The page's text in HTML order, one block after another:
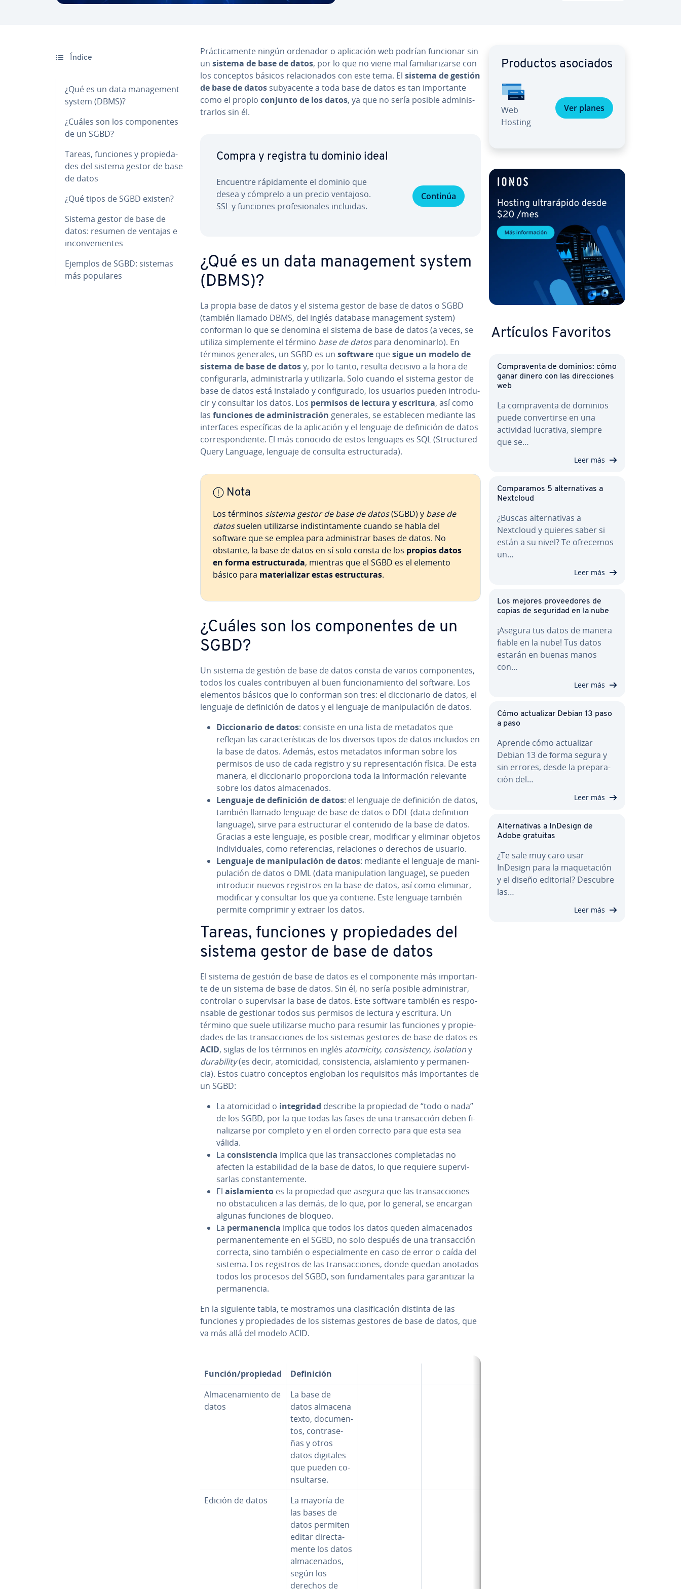
Índice
¿Qué es un data ma­na­ge­me­nt
system (DBMS)?
¿Cuáles son los co­m­po­ne­n­tes
de un SGBD?
Tareas, funciones y pro­pie­da­
des del sistema gestor de base
de datos
¿Qué tipos de SGBD existen?
Sistema gestor de base de
datos: resumen de ventajas e
in­co­n­ve­nie­n­tes
Ejemplos de SGBD: sistemas
más populares
Prá­c­ti­ca­me­n­te ningún ordenador o apli­ca­ción web podrían funcionar sin
un sistema de base de datos, por lo que no viene mal fa­mi­lia­ri­zar­se con
los conceptos básicos re­la­cio­na­dos con este tema. El sistema de gestión
de base de datos su­b­ya­ce­n­te a toda base de datos es tan im­po­r­ta­n­te
como el propio conjunto de los datos, ya que no sería posible ad­mi­ni­s­
trar­los sin él.
Compra y registra tu dominio ideal
Encuentre rá­pi­da­me­n­te el dominio que
desea y cómprelo a un precio ventajoso.
SSL y funciones pro­fe­sio­na­les incluidas.
Continúa
¿Qué es un data ma­na­ge­me­nt system
(DBMS)?
La propia base de datos y el sistema gestor de base de datos o SGBD
(también llamado DBMS, del inglés database ma­na­ge­me­nt system)
conforman lo que se denomina el sistema de base de datos (a veces, se
utiliza si­m­ple­me­n­te el término base de datospara de­no­mi­nar­lo). En
términos generales, un SGBD es un software quesigue un modelo de
sistema de base de datosy, por lo tanto, resulta decisivo a la hora de
co­n­fi­gu­rar­la, ad­mi­ni­s­trar­la y uti­li­zar­la. Solo cuando el sistema gestor de
base de datos está instalado y co­n­fi­gu­ra­do, los usuarios pueden in­tro­du­
cir y consultar los datos. Los permisos de lectura y escritura, así como
las funciones de ad­mi­ni­s­tra­ción generales, se es­ta­ble­cen mediante las
in­te­r­fa­ces es­pe­cí­fi­cas de la apli­ca­ción y el lenguaje de de­fi­ni­ción de datos
co­rre­s­po­n­die­n­te. El más conocido de estos lenguajes es SQL (Stru­c­tu­red
Query Language, lenguaje de consulta es­tru­c­tu­ra­da).
Nota
Los términos sistema gestor de base de datos(SGBD) y base de
datossuelen uti­li­zar­se in­di­s­ti­n­ta­me­n­te cuando se habla del
software que se emplea para ad­mi­ni­s­trar bases de datos. No
obstante, la base de datos en sí solo consta de los propios datos
en forma es­tru­c­tu­ra­da, mientras que el SGBD es el elemento
básico para ma­te­ria­li­zar estas es­tru­c­tu­ras.
¿Cuáles son los co­m­po­ne­n­tes de un
SGBD?
Un sistema de gestión de base de datos consta de varios co­m­po­ne­n­tes,
todos los cuales co­n­tri­bu­yen al buen fu­n­cio­na­mie­n­to del software. Los
elementos básicos que lo conforman son tres: el di­c­cio­na­rio de datos, el
lenguaje de de­fi­ni­ción de datos y el lenguaje de ma­ni­pu­la­ción de datos.
Di­c­cio­na­rio de datos: consiste en una lista de metadatos que
reflejan las ca­ra­c­te­rí­s­ti­cas de los diversos tipos de datos incluidos en
la base de datos. Además, estos metadatos informan sobre los
permisos de uso de cada registro y su re­pre­se­n­ta­ción física. De esta
manera, el di­c­cio­na­rio pro­po­r­cio­na toda la in­fo­r­ma­ción relevante
sobre los datos al­ma­ce­na­dos.
Lenguaje de de­fi­ni­ción de datos: el lenguaje de de­fi­ni­ción de datos,
también llamado lenguaje de base de datos o DDL (data de­fi­ni­tion
language), sirve para es­tru­c­tu­rar el contenido de la base de datos.
Gracias a este lenguaje, es posible crear, modificar y eliminar objetos
in­di­vi­dua­les, como re­fe­re­n­cias, re­la­cio­nes o derechos de usuario.
Lenguaje de ma­ni­pu­la­ción de datos: mediante el lenguaje de ma­ni­
pu­la­ción de datos o DML (data ma­ni­pu­la­tion language), se pueden
in­tro­du­cir nuevos registros en la base de datos, así como eliminar,
modificar y consultar los que ya contiene. Este lenguaje también
permite comprimir y extraer los datos.
Tareas, funciones y pro­pie­da­des del
sistema gestor de base de datos
El sistema de gestión de base de datos es el co­m­po­ne­n­te más im­po­r­ta­n­
te de un sistema de base de datos. Sin él, no sería posible ad­mi­ni­s­trar,
controlar o su­pe­r­vi­sar la base de datos. Este software también es re­s­po­
n­sa­ble de gestionar todos sus permisos de lectura y escritura. Un
término que suele uti­li­zar­se mucho para resumir las funciones y pro­pie­
da­des de las tra­n­sac­cio­nes de los sistemas gestores de base de datos es
ACID, siglas de los términos en inglés atomicity, co­n­si­s­te­n­cy, isolationy
du­ra­bi­li­ty(es decir, ato­mi­ci­dad, co­n­si­s­te­n­cia, ai­s­la­mie­n­to y pe­r­ma­ne­n­
cia). Estos cuatro conceptos engloban los re­qui­si­tos más im­po­r­ta­n­tes de
un SGBD:
La ato­mi­ci­dad o in­te­gri­dad describe la propiedad de “todo o nada”
de los SGBD, por la que todas las fases de una tra­n­sac­ción deben fi­
na­li­zar­se por completo y en el orden correcto para que esta sea
válida.
La co­n­si­s­te­n­cia implica que las tra­n­sac­cio­nes co­m­ple­ta­das no
afecten la es­ta­bi­li­dad de la base de datos, lo que requiere su­pe­r­vi­
sar­las co­n­s­ta­n­te­me­n­te.
El ai­s­la­mie­n­to es la propiedad que asegura que las tra­n­sac­cio­nes
no ob­s­ta­cu­li­cen a las demás, de lo que, por lo general, se encargan
algunas funciones de bloqueo.
La pe­r­ma­ne­n­cia implica que todos los datos queden al­ma­ce­na­dos
pe­r­ma­ne­n­te­me­n­te en el SGBD, no solo después de una tra­n­sac­ción
correcta, sino también o es­pe­cia­l­me­n­te en caso de error o caída del
sistema. Los registros de las tra­n­sac­cio­nes, donde quedan anotados
todos los procesos del SGBD, son fu­n­da­me­n­ta­les para ga­ra­n­ti­zar la
pe­r­ma­ne­n­cia.
En la siguiente tabla, te mostramos una cla­si­fi­ca­ción distinta de las
funciones y pro­pie­da­des de los sistemas gestores de base de datos, que
va más allá del modelo ACID.
Función/propiedad
De­fi­ni­ción
Al­ma­ce­na­mie­n­to de
datos
La base de
datos almacena
texto, do­cu­me­n­
tos, co­n­tra­se­
ñas y otros
datos digitales
que pueden co­
n­su­l­tar­se.
Edición de datos
La mayoría de
las bases de
datos permiten
editar di­re­c­ta­
me­n­te los datos
al­ma­ce­na­dos,
según los
derechos de
Productos asociados
Web
Hosting
Ver planes
Artículos Favoritos
Co­m­pra­ve­n­ta de dominios: cómo
ganar dinero con las di­re­c­cio­nes
web
La co­m­pra­ve­n­ta de dominios
puede co­n­ve­r­ti­r­se en una
actividad lucrativa, siempre
que se…
Leer más
Co­m­pa­ra­mos 5 al­te­r­na­ti­vas a
Nextcloud
¿Buscas al­te­r­na­ti­vas a
Nextcloud y quieres saber si
están a su nivel? Te ofrecemos
un…
Leer más
Los mejores pro­vee­do­res de
copias de seguridad en la nube
¡Asegura tus datos de manera
fiable en la nube! Tus datos
estarán en buenas manos
con…
Leer más
Cómo ac­tua­li­zar Debian 13 paso
a paso
Aprende cómo ac­tua­li­zar
Debian 13 de forma segura y
sin errores, desde la pre­pa­ra­
ción del…
Leer más
Al­te­r­na­ti­vas a InDesign de
Adobe gratuitas
¿Te sale muy caro usar
InDesign para la ma­que­ta­ción
y el diseño editorial? Descubre
las…
Leer más